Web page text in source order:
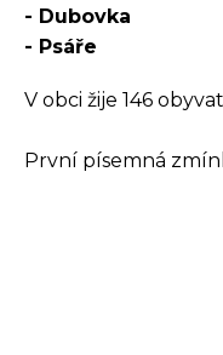
- Dubovka
- Psáře
V obci žije 146
První písemná